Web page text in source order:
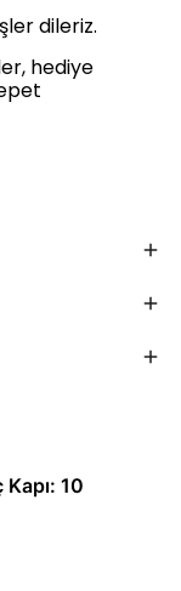
dileriz.
hediye
10